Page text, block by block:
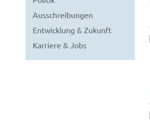
Ausschreibungen
Entwicklung & Zukunft
Karriere & Jobs